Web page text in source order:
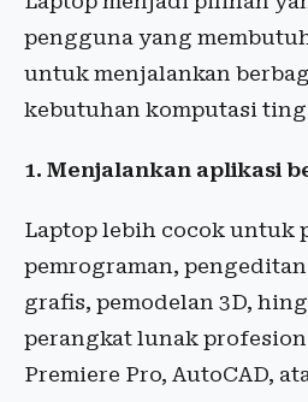
pengguna yang
untuk menjalankan
kebutuhan komputasi
1. Menjalankan aplikasi
Laptop lebih cocok untuk
pemrograman,
grafis, pemodelan 3D,
perangkat lunak
Premiere Pro, AutoCAD,